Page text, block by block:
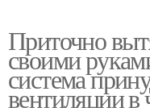
вентиляция
Приточно
своими
система
вентиляции в